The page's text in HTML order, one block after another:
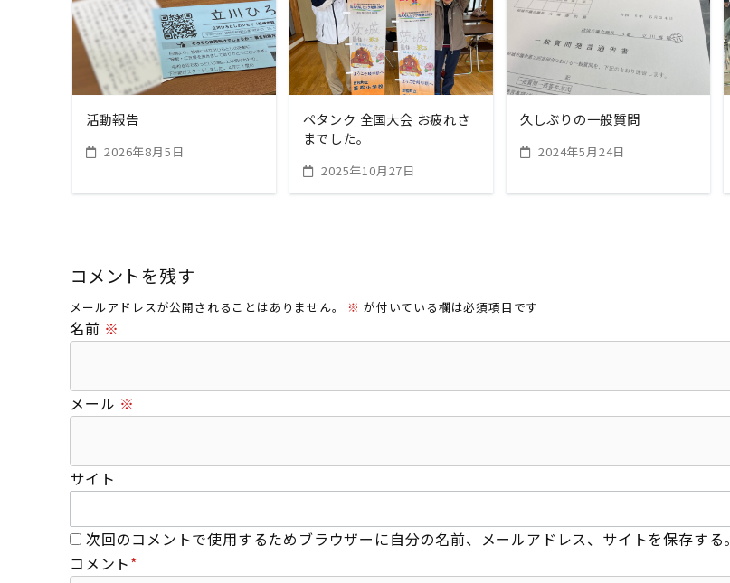
READ MORE
活動報告
2026年8月5日
READ MORE
ペタンク 全国大会 お疲れさ
までした。
2025年10月27日
READ MORE
久しぶりの一般質問
2024年5月24日
コメントを残す
メールアドレスが公開されることはありません。 ※ が付いている欄は必須項目です
名前 ※
メール ※
サイト
次回のコメントで使用するためブラウザーに自分の名前、メールアドレス、サイトを保存する。
コメント*